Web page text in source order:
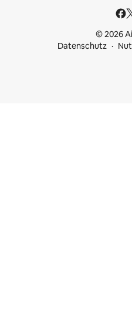
© 2026
Datenschutz